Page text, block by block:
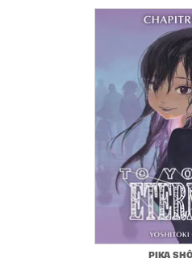
PIKA